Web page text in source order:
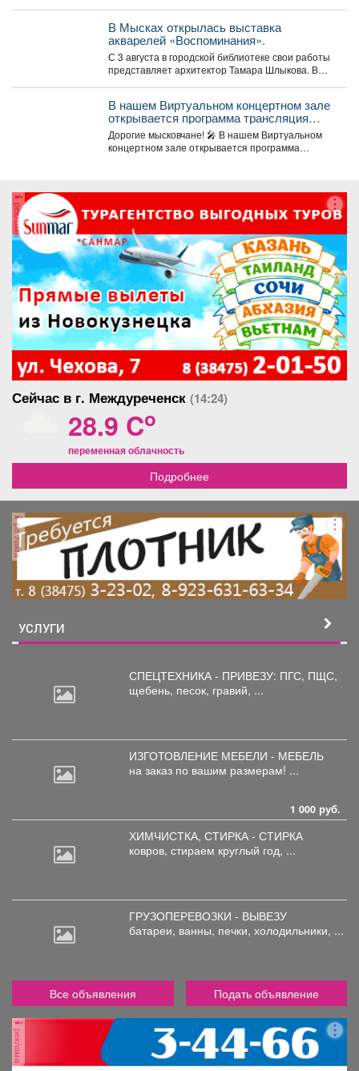
В Мысках открылась выставка
акварелей «Воспоминания».
С 3 августа в городской библиотеке свои работы
представляет архитектор Тамара Шлыкова. В
В нашем Виртуальном концертном зале
открывается программа трансляция
концерта-караоке «Споём любимое и
родное»!
Дорогие мысковчане! 🎤 В нашем Виртуальном
концертном зале открывается программа
реклама
Сейчас в г. Междуреченск (14:24)
28.9 Co
переменная облачность
Подробнее
реклама
УСЛУГИ
СПЕЦТЕХНИКА - ПРИВЕЗУ: ПГС, ПЩС,
щебень, песок, гравий, ...
ИЗГОТОВЛЕНИЕ МЕБЕЛИ - МЕБЕЛЬ
на заказ по вашим размерам! ...
1 000 руб.
ХИМЧИСТКА, СТИРКА - СТИРКА
ковров, стираем круглый год, ...
ГРУЗОПЕРЕВОЗКИ - ВЫВЕЗУ
батареи, ванны, печки, холодильники, ...
Все объявления Подать объявление
реклама